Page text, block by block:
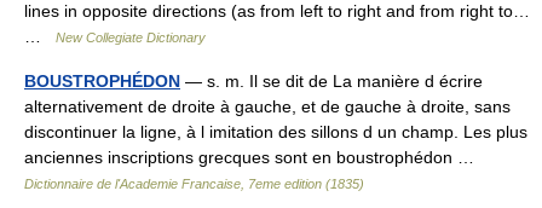
lines in opposite directions (as from left to right and from right to…
New Collegiate Dictionary
BOUSTROPHÉDON — s. m. Il se dit de La manière d écrire
alternativement de droite à gauche, et de gauche à droite, sans
discontinuer la ligne, à l imitation des sillons d un champ. Les plus
anciennes inscriptions grecques sont en boustrophédon …
Dictionnaire de l'Academie Francaise, 7eme edition (1835)